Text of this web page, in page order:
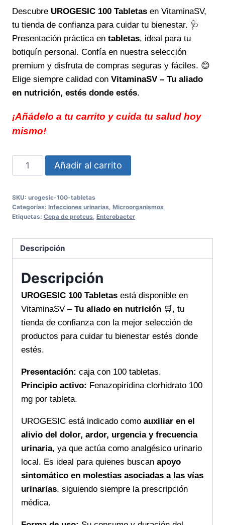
Descubre UROGESIC 100 Tabletas en VitaminaSV,
tu tienda de confianza para cuidar tu bienestar. 🩺
Presentación práctica en tabletas, ideal para tu
botiquín personal. Confía en nuestra selección
premium y disfruta de compras seguras y fáciles. 😊
Elige siempre calidad con VitaminaSV – Tu aliado
en nutrición, estés donde estés.
¡Añádelo a tu carrito y cuida tu salud hoy
mismo!
UROGESIC
100
Alivio
rápido
eficaz
para
bienestar
cantidad
Añadir al carrito
SKU: urogesic-100-tabletas
Categorías: Infecciones urinarias Microorganismos
Etiquetas: Cepa de proteus Enterobacter
Descripción
Descripción
UROGESIC 100 Tabletas está disponible en
VitaminaSV – Tu aliado en nutrición 🛒, tu
tienda de confianza con la mejor selección de
productos para cuidar tu bienestar estés donde
estés.
Presentación: caja con 100 tabletas.
Principio activo: Fenazopiridina clorhidrato 100
mg por tableta.
UROGESIC está indicado como auxiliar en el
alivio del dolor, ardor, urgencia y frecuencia
urinaria, ya que actúa como analgésico urinario
local. Es ideal para quienes buscan apoyo
sintomático en molestias asociadas a las vías
urinarias, siguiendo siempre la prescripción
médica.